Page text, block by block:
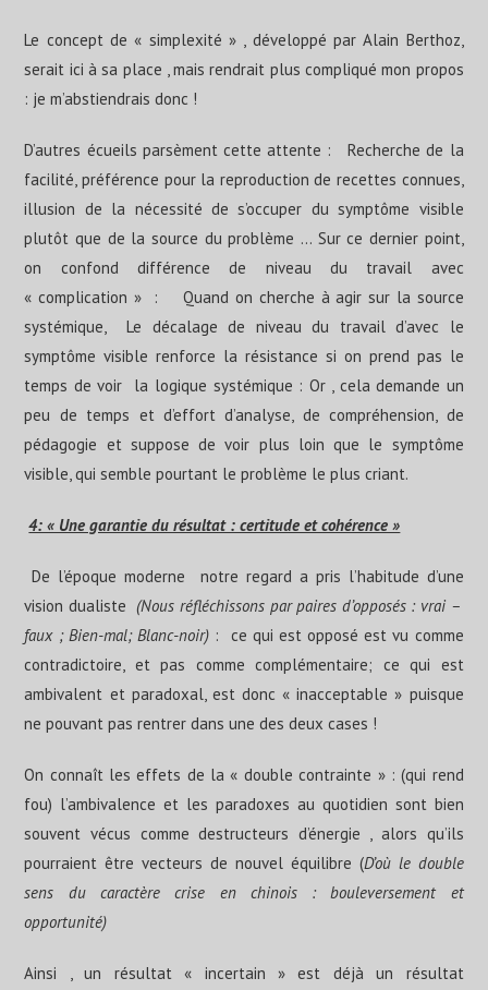
Le concept de « simplexité » , développé par Alain Berthoz,
serait ici à sa place , mais rendrait plus compliqué mon propos
: je m’abstiendrais donc !
D’autres écueils parsèment cette attente : Recherche de la
facilité, préférence pour la reproduction de recettes connues,
illusion de la nécessité de s’occuper du symptôme visible
plutôt que de la source du problème … Sur ce dernier point,
on confond différence de niveau du travail avec
« complication » : Quand on cherche à agir sur la source
systémique, Le décalage de niveau du travail d’avec le
symptôme visible renforce la résistance si on prend pas le
temps de voir la logique systémique : Or , cela demande un
peu de temps et d’effort d’analyse, de compréhension, de
pédagogie et suppose de voir plus loin que le symptôme
visible, qui semble pourtant le problème le plus criant.
4: « Une garantie du résultat : certitude et cohérence »
De l’époque moderne notre regard a pris l’habitude d’une
vision dualiste(Nous réfléchissons par paires d’opposés : vrai –
faux ; Bien-mal; Blanc-noir): ce qui est opposé est vu comme
contradictoire, et pas comme complémentaire; ce qui est
ambivalent et paradoxal, est donc « inacceptable » puisque
ne pouvant pas rentrer dans une des deux cases !
On connaît les effets de la « double contrainte » : (qui rend
fou) l’ambivalence et les paradoxes au quotidien sont bien
souvent vécus comme destructeurs d’énergie , alors qu’ils
pourraient être vecteurs de nouvel équilibre (D’où le double
sens du caractère crise en chinois : bouleversement et
opportunité)
Ainsi , un résultat « incertain » est déjà un résultat